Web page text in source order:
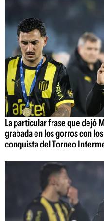
La particular frase que dejó
grabada en los gorros con
conquista del Torneo